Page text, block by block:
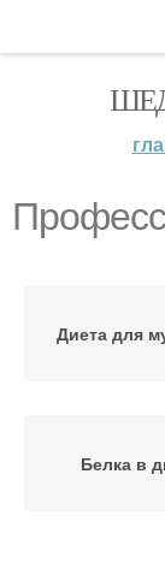
Диета для
Белка в